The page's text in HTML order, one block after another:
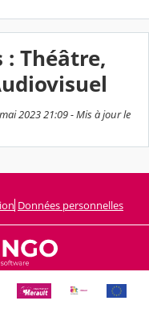
Théâtre,
2023 21:09 - Mis à jour le
Données personnelles